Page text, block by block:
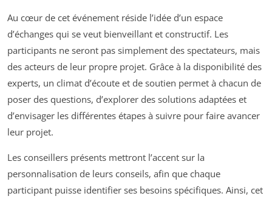
Au cœur de cet événement réside l’idée d’un espace
d’échanges qui se veut bienveillant et constructif. Les
participants ne seront pas simplement des spectateurs, mais
des acteurs de leur propre projet. Grâce à la disponibilité des
experts, un climat d’écoute et de soutien permet à chacun de
poser des questions, d’explorer des solutions adaptées et
d’envisager les différentes étapes à suivre pour faire avancer
leur projet.
Les conseillers présents mettront l’accent sur la
personnalisation de leurs conseils, afin que chaque
participant puisse identifier ses besoins spécifiques. Ainsi, cet